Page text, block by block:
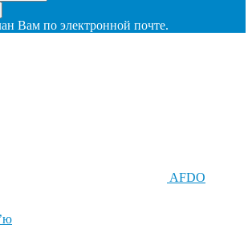
Вам по электронной почте.
AFDO